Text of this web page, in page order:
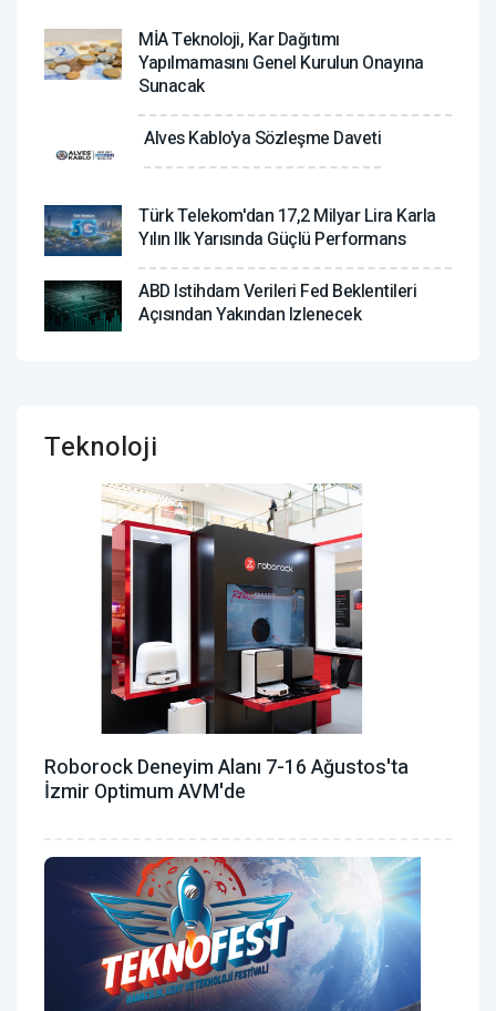
MİA Teknoloji, Kar Dağıtımı
Yapılmamasını Genel Kurulun Onayına
Sunacak
Alves Kablo'ya Sözleşme Daveti
Türk Telekom'dan 17,2 Milyar Lira Karla
Yılın Ilk Yarısında Güçlü Performans
ABD Istihdam Verileri Fed Beklentileri
Açısından Yakından Izlenecek
Teknoloji
Roborock Deneyim Alanı 7-16 Ağustos'ta
İzmir Optimum AVM'de